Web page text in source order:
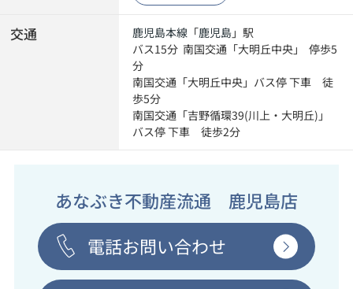
交通 鹿児島本線 「鹿児島」駅
バス15分 南国交通「大明丘中央」 停歩5
分
南国交通「大明丘中央」バス停 下車 徒
歩5分
南国交通「吉野循環39(川上・大明丘)」
バス停 下車 徒歩2分
あなぶき不動産流通 鹿児島店
電話お問い合わせ